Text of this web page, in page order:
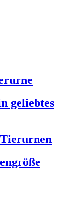
geliebtes